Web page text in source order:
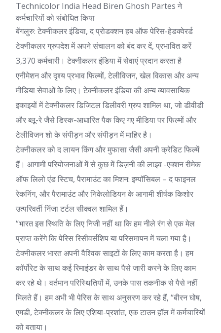
Technicolor India Head Biren Ghosh Partes ने
कर्मचारियों को संबोधित किया
बेंगलुरु: टेक्नीकलर इंडिया, द प्रोडक्शन हब ऑफ पेरिस-हेडक्वेरर्ड
टेक्नीकलर ग्रुपदेश में अपने संचालन को बंद कर दें, प्रभावित करें
3,370 कर्मचारी । टेक्नीकलर इंडियामें सेवाएं प्रदान करता है
एनीमेशन और दृश्य प्रभावफिल्मों, टेलीविजन, खेल विकास और अन्य
मीडिया सेवाओं के लिए। टेक्नीकलर इंडिया की अन्य व्यावसायिक
इकाइयों में टेक्नीकलर डिजिटल डिलीवरी ग्रुप शामिल था, जो डीवीडी
और ब्लू-रे जैसे डिस्क-आधारित पैक किए गए मीडिया पर फिल्मों और
टेलीविजन शो के संपीड़न और संपीड़न में माहिर है।
टेक्नीकलर को द लायन किंग और मुफासा जैसी अपनी क्रेडिट फिल्में
हैं। आगामी परियोजनाओं में से कुछ में डिज़नी की लाइव -एक्शन रीमेक
ऑफ लिलो एंड स्टिच, पैरामाउंट का मिशन: इम्पॉसिबल – द फाइनल
रेकनिंग, और पैरामाउंट और निकेलोडियन के आगामी शीर्षक किशोर
उत्परिवर्ती निंजा टर्टल सीक्वल शामिल हैं।
“भारत इस स्थिति के लिए निजी नहीं था कि हम नीले रंग से एक मेल
प्राप्त करेंगे कि पेरिस रिसीवर्सशिप या परिसमापन में चला गया है।
टेक्नीकलर भारत अपनी वैश्विक साइटों के लिए काम करता है। हम
कॉर्पोरेट के साथ कई रिमाइंडर के साथ पैसे जारी करने के लिए काम
कर रहे थे। वर्तमान परिस्थितियों में, उनके पास तकनीक से पैसे नहीं
मिलते हैं। हम अभी भी पेरिस के साथ अनुसरण कर रहे हैं, “बीरन घोष,
एमडी, टेक्नीकलर के लिए एशिया-प्रशांत, एक टाउन हॉल में कर्मचारियों
को बताया।